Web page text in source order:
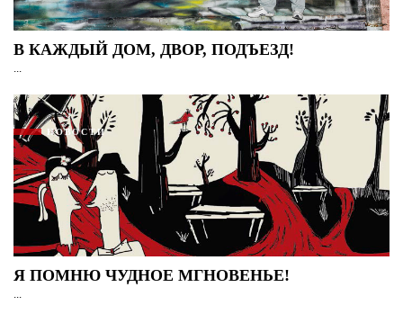
В КАЖДЫЙ ДОМ, ДВОР, ПОДЪЕЗД!
...
НОВОСТИ
Я ПОМНЮ ЧУДНОЕ МГНОВЕНЬЕ!
...